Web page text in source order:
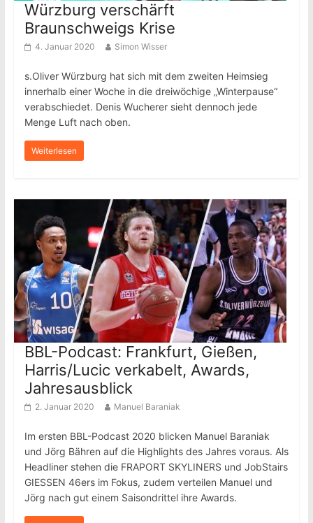
Würzburg verschärft
Braunschweigs Krise
4. Januar 2020 Simon Wisser
s.Oliver Würzburg hat sich mit dem zweiten Heimsieg
innerhalb einer Woche in die dreiwöchige „Winterpause“
verabschiedet. Denis Wucherer sieht dennoch jede
Menge Luft nach oben.
Weiterlesen
BBL-Podcast: Frankfurt, Gießen,
Harris/Lucic verkabelt, Awards,
Jahresausblick
2. Januar 2020 Manuel Baraniak
Im ersten BBL-Podcast 2020 blicken Manuel Baraniak
und Jörg Bähren auf die Highlights des Jahres voraus. Als
Headliner stehen die FRAPORT SKYLINERS und JobStairs
GIESSEN 46ers im Fokus, zudem verteilen Manuel und
Jörg nach gut einem Saisondrittel ihre Awards.